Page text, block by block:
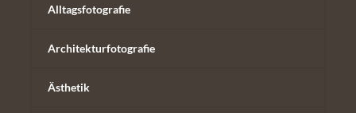
Alltagsfotografie
Architekturfotografie
Ästhetik